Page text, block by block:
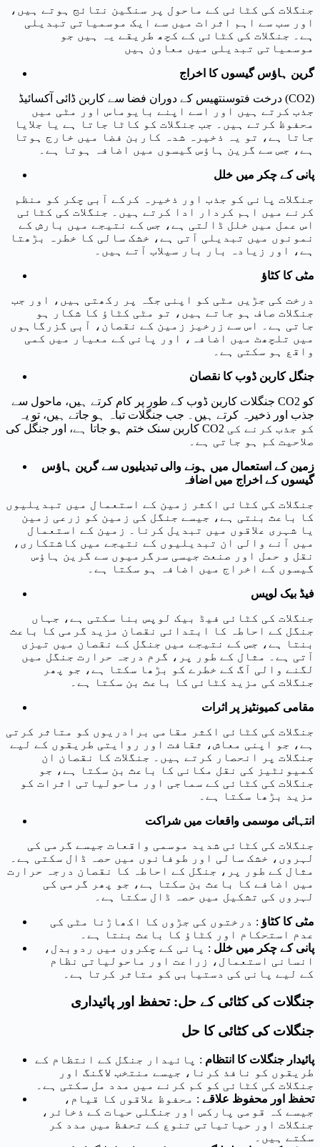
جنگلات کی کٹائی کے ماحول پر سنگین نتائج ہوتے ہیں،
اور سب سے اہم اثرات میں سے ایک موسمیاتی تبدیلی
ہے۔ جنگلات کی کٹائی کے کچھ طریقے یہ ہیں جو
موسمیاتی تبدیلی میں معاون ہیں
گرین ہاؤس گیسوں کا اخراج
درخت فتوسنتھیس کے دوران فضا سے کاربن ڈائی آکسائیڈ (CO2)
جذب کرتے ہیں اور اسے اپنے بایوماس اور مٹی میں
محفوظ کرتے ہیں۔ جب جنگلات کو کاٹا جاتا ہے یا جلایا
جاتا ہے، تو یہ ذخیرہ شدہ کاربن فضا میں خارج ہوتا
ہے، جس سے گرین ہاؤس گیسوں میں اضافہ ہوتا ہے۔
پانی کے چکر میں خلل
جنگلات پانی کو جذب اور ذخیرہ کرکے آبی چکر کو منظم
کرنے میں اہم کردار ادا کرتے ہیں۔ جنگلات کی کٹائی
اس عمل میں خلل ڈالتی ہے، جس کے نتیجے میں بارش کے
نمونوں میں تبدیلی آتی ہے، خشک سالی کا خطرہ بڑھتا
ہے، اور زیادہ بار بار سیلاب آتے ہیں۔
مٹی کا کٹاؤ
درخت کی جڑیں مٹی کو اپنی جگہ پر رکھتی ہیں، اور جب
جنگلات صاف ہو جاتے ہیں، تو مٹی کٹاؤ کا شکار ہو
جاتی ہے۔ اس سے زرخیز زمین کے نقصان، آبی گزرگاہوں
میں تلچھٹ میں اضافہ، اور پانی کے معیار میں کمی
واقع ہو سکتی ہے۔
جنگل کاربن ڈوب کا نقصان
جنگلات کاربن ڈوب کے طور پر کام کرتے ہیں، ماحول سے CO2 کو
جذب اور ذخیرہ کرتے ہیں۔ جب جنگلات تباہ ہو جاتے ہیں، تو یہ
کاربن سنک ختم ہو جاتا ہے، اور جنگل کی CO2 کو جذب کرنے کی
صلاحیت کم ہو جاتی ہے۔
زمین کے استعمال میں ہونے والی تبدیلیوں سے گرین ہاؤس
گیسوں کے اخراج میں اضافہ
جنگلات کی کٹائی اکثر زمین کے استعمال میں تبدیلیوں
کا باعث بنتی ہے، جیسے جنگل کی زمین کو زرعی زمین
یا شہری علاقوں میں تبدیل کرنا۔ زمین کے استعمال
میں آنے والی ان تبدیلیوں کے نتیجے میں کاشتکاری،
نقل و حمل اور صنعت جیسی سرگرمیوں سے گرین ہاؤس
گیسوں کے اخراج میں اضافہ ہو سکتا ہے۔
فیڈ بیک لوپس
جنگلات کی کٹائی فیڈ بیک لوپس بنا سکتی ہے، جہاں
جنگل کے احاطہ کا ابتدائی نقصان مزید گرمی کا باعث
بنتا ہے، جس کے نتیجے میں جنگل کے نقصان میں تیزی
آتی ہے۔ مثال کے طور پر، گرم درجہ حرارت جنگل میں
لگنے والی آگ کے خطرے کو بڑھا سکتا ہے، جو پھر
جنگلات کی مزید کٹائی کا باعث بن سکتا ہے۔
مقامی کمیونٹیز پر اثرات
جنگلات کی کٹائی اکثر مقامی برادریوں کو متاثر کرتی
ہے، جو اپنی معاش، ثقافت اور روایتی طریقوں کے لیے
جنگلات پر انحصار کرتے ہیں۔ جنگلات کا نقصان ان
کمیونٹیز کی نقل مکانی کا باعث بن سکتا ہے، جو
جنگلات کی کٹائی کے سماجی اور ماحولیاتی اثرات کو
مزید بڑھا سکتا ہے۔
انتہائی موسمی واقعات میں شراکت
جنگلات کی کٹائی شدید موسمی واقعات جیسے گرمی کی
لہروں، خشک سالی اور طوفانوں میں حصہ ڈال سکتی ہے۔
مثال کے طور پر، جنگل کے احاطہ کا نقصان درجہ حرارت
میں اضافے کا باعث بن سکتا ہے، جو پھر گرمی کی
لہروں کی تشکیل میں حصہ ڈال سکتا ہے۔
مٹی کا کٹاؤ : درختوں کی جڑوں کا اکھاڑنا مٹی کی
عدم استحکام اور کٹاؤ کا باعث بنتا ہے۔
پانی کے چکر میں خلل : پانی کے چکروں میں ردوبدل،
انسانی استعمال، زراعت اور ماحولیاتی نظام
کے لیے پانی کی دستیابی کو متاثر کرتا ہے۔
جنگلات کی کٹائی کے حل: تحفظ اور پائیداری
جنگلات کی کٹائی کا حل
پائیدار جنگلات کا انتظام : پائیدار جنگل کے انتظام کے
طریقوں کو نافذ کرنا، جیسے منتخب لاگنگ اور
جنگلات کی کٹائی کو کم کرنے میں مدد مل سکتی ہے۔
تحفظ اور محفوظ علاقے : محفوظ علاقوں کا قیام،
جیسے کہ قومی پارکس اور جنگلی حیات کے ذخائر،
جنگلات اور حیاتیاتی تنوع کے تحفظ میں مدد کر
سکتے ہیں۔